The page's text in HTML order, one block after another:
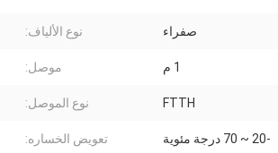
صفراء نوع الألياف:
1 م موصل:
FTTH نوع الموصل:
-20 ~ 70 درجة مئوية تعويض الخساره: